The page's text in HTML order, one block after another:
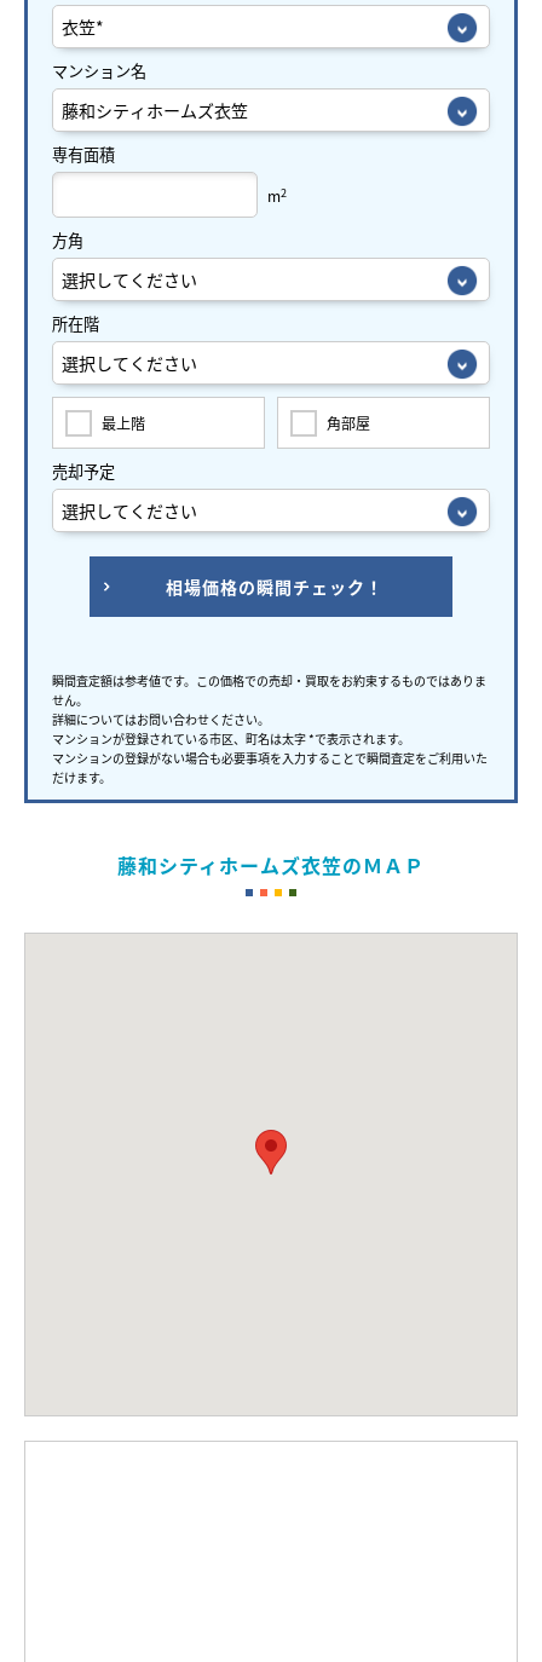
マンション名
専有面積
m2
方角
所在階
最上階 角部屋
売却予定
相場価格の瞬間チェック！
瞬間査定額は参考値です。この価格での売却・買取をお約束するものではありま
せん。
詳細についてはお問い合わせください。
マンションが登録されている市区、町名は太字 *で表示されます。
マンションの登録がない場合も必要事項を入力することで瞬間査定をご利用いた
だけます。
藤和シティホームズ衣笠のＭＡＰ